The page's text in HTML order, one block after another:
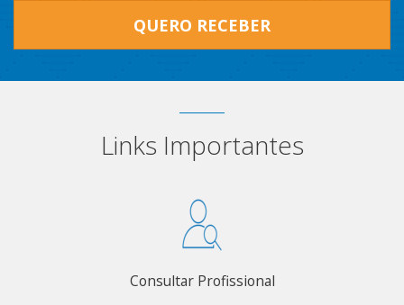
QUERO RECEBER
Links Importantes
Consultar Profissional